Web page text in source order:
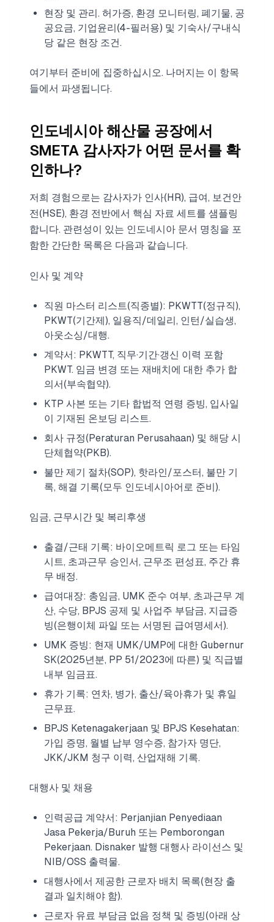
현장 및 관리. 허가증, 환경 모니터링, 폐기물, 공
공요금, 기업윤리(4-필러용) 및 기숙사/구내식
당 같은 현장 조건.
여기부터 준비에 집중하십시오. 나머지는 이 항목
들에서 파생됩니다.
인도네시아 해산물 공장에서
SMETA 감사자가 어떤 문서를 확
인하나?
저희 경험으로는 감사자가 인사(HR), 급여, 보건안
전(HSE), 환경 전반에서 핵심 자료 세트를 샘플링
합니다. 관련성이 있는 인도네시아 문서 명칭을 포
함한 간단한 목록은 다음과 같습니다.
인사 및 계약
직원 마스터 리스트(직종별): PKWTT(정규직),
PKWT(기간제), 일용직/데일리, 인턴/실습생,
아웃소싱/대행.
계약서: PKWTT, 직무·기간·갱신 이력 포함
PKWT. 임금 변경 또는 재배치에 대한 추가 합
의서(부속협약).
KTP 사본 또는 기타 합법적 연령 증빙, 입사일
이 기재된 온보딩 리스트.
회사 규정(Peraturan Perusahaan) 및 해당 시
단체협약(PKB).
불만 제기 절차(SOP), 핫라인/포스터, 불만 기
록, 해결 기록(모두 인도네시아어로 준비).
임금, 근무시간 및 복리후생
출결/근태 기록: 바이오메트릭 로그 또는 타임
시트, 초과근무 승인서, 근무조 편성표, 주간 휴
무 배정.
급여대장: 총임금, UMK 준수 여부, 초과근무 계
산, 수당, BPJS 공제 및 사업주 부담금, 지급증
빙(은행이체 파일 또는 서명된 급여명세서).
UMK 증빙: 현재 UMK/UMP에 대한 Gubernur
SK(2025년분, PP 51/2023에 따른) 및 직급별
내부 임금표.
휴가 기록: 연차, 병가, 출산/육아휴가 및 휴일
근무표.
BPJS Ketenagakerjaan 및 BPJS Kesehatan:
가입 증명, 월별 납부 영수증, 참가자 명단,
JKK/JKM 청구 이력, 산업재해 기록.
대행사 및 채용
인력공급 계약서: Perjanjian Penyediaan
Jasa Pekerja/Buruh 또는 Pemborongan
Pekerjaan. Disnaker 발행 대행사 라이선스 및
NIB/OSS 출력물.
대행사에서 제공한 근로자 배치 목록(현장 출
결과 일치해야 함).
근로자 유료 부담금 없음 정책 및 증빙(아래 상